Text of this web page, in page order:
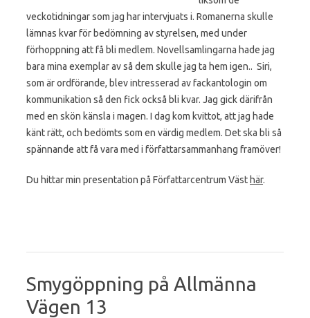
veckotidningar som jag har intervjuats i. Romanerna skulle
lämnas kvar för bedömning av styrelsen, med under
förhoppning att få bli medlem. Novellsamlingarna hade jag
bara mina exemplar av så dem skulle jag ta hem igen.. Siri,
som är ordförande, blev intresserad av fackantologin om
kommunikation så den fick också bli kvar. Jag gick därifrån
med en skön känsla i magen. I dag kom kvittot, att jag hade
känt rätt, och bedömts som en värdig medlem. Det ska bli så
spännande att få vara med i författarsammanhang framöver!
Du hittar min presentation på Författarcentrum Väst här.
Smygöppning på Allmänna
Vägen 13